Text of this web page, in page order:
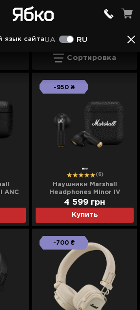
язык сайтаUA RU
Наушники Marshall в
в КовелеСортировка
ANC
-950 ₴
(6)
Наушники Marshall
Headphones Minor IV
(Black)
Купить
4 599 грн
-700 ₴